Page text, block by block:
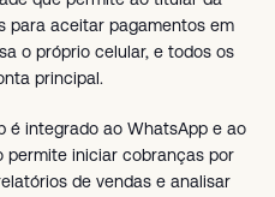
para aceitar pagamentos em
o próprio celular, e todos os
principal.
é integrado ao WhatsApp e ao
permite iniciar cobranças por
de vendas e analisar